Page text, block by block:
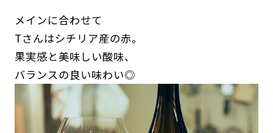
メインに合わせて
Tさんはシチリア産の赤。
果実感と美味しい酸味、
バランスの良い味わい◎